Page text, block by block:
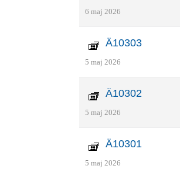
6 maj 2026
Ä10303
5 maj 2026
Ä10302
5 maj 2026
Ä10301
5 maj 2026